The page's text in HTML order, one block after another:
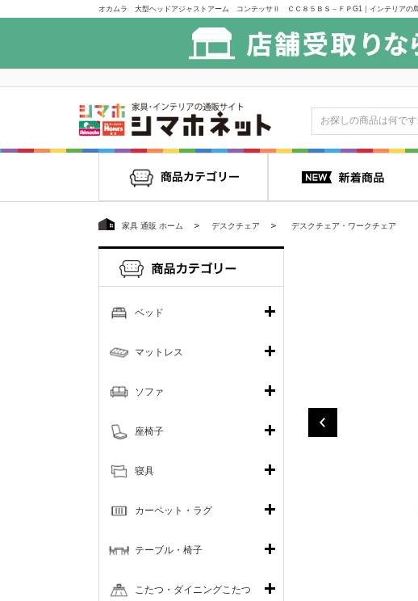
家具 通販 ホーム デスクチェア デスクチェア・ワークチェア
ベッド
マットレス
ソファ
寝具
座椅子
カーペット・ラグ
テーブル・椅子
こたつ・ダイニングこたつ